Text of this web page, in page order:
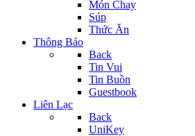
Món Chay
Súp
Thức Ăn
Thông Báo
Back
Tin Vui
Tin Buồn
Guestbook
Liên Lạc
Back
UniKey